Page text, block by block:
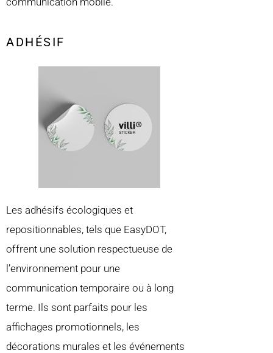
ADHÉSIF
Les adhésifs écologiques et
repositionnables, tels que EasyDOT,
offrent une solution respectueuse de
l’environnement pour une
communication temporaire ou à long
terme. Ils sont parfaits pour les
affichages promotionnels, les
décorations murales et les événements